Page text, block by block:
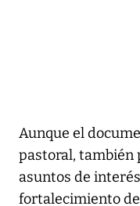
Aunque el
pastoral, también
asuntos de
fortalecimiento